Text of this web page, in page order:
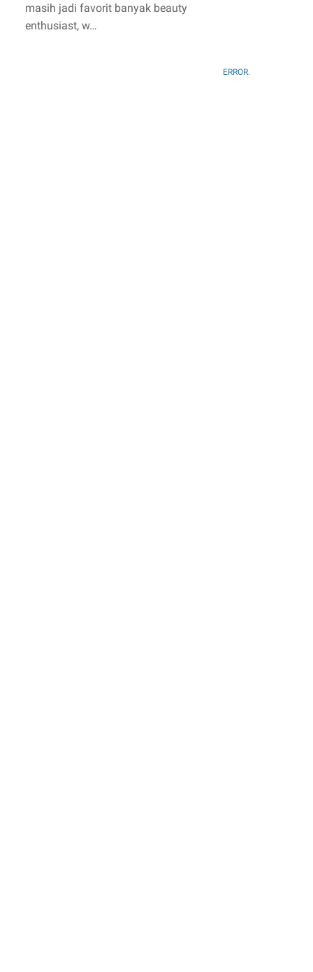
masih jadi favorit banyak beauty
enthusiast, w…
ERROR.